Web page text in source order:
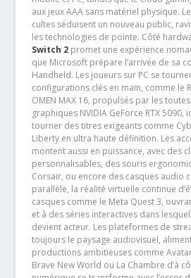
aux jeux AAA sans matériel physique.
cultes séduisent un nouveau public,
les technologies de pointe. Côté
Switch 2promet une expérience
que Microsoft prépare l’arrivée de sa
Handheld. Les joueurs sur PC se
configurations clés en main, comme le
OMEN MAX 16, propulsés par les
graphiques NVIDIA GeForce RTX 5090,
tourner des titres exigeants comme
Liberty en ultra haute définition. Les
montent aussi en puissance, avec des
personnalisables, des souris
Corsair, ou encore des casques audio
parallèle, la réalité virtuelle continue
casques comme le Meta Quest 3,
et à des séries interactives dans
devient acteur. Les plateformes de
toujours le paysage audiovisuel,
productions ambitieuses comme
Brave New World ou La Chambre d’à